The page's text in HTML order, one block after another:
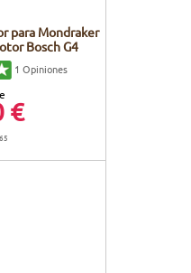
para Mondraker
Bosch G4
1 Opiniones
€